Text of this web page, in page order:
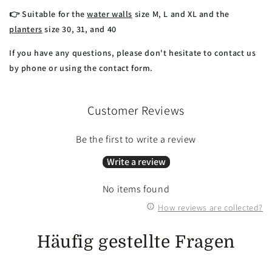
👉 Suitable for thewater walls size M, L and XL and the
planters size 30, 31, and 40
If you have any questions, please don't hesitate to contact us
by phone or using the contact form.
Customer Reviews
Be the first to write a review
Write a review
No items found
How reviews are collected?
Häufig gestellte Fragen